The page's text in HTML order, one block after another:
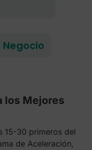
Negocio
los Mejores
15-30 primeros del
de Aceleración,